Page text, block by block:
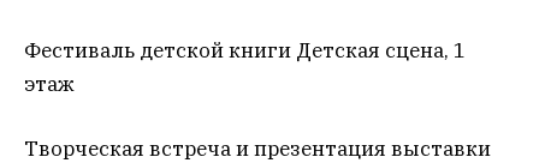
Фестиваль детской книги Детская сцена, 1
этаж
Творческая встреча и презентация выставки